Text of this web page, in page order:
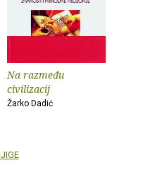
Na razmeđu
civilizacij
Žarko Dadić